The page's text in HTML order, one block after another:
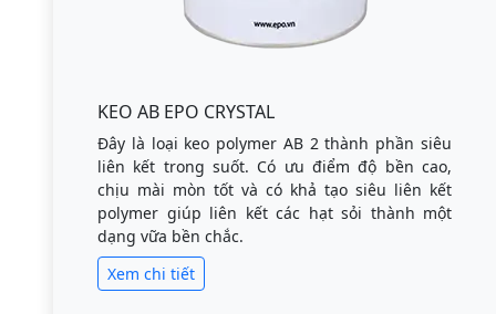
KEO AB EPO CRYSTAL
Đây là loại keo polymer AB 2 thành phần siêu
liên kết trong suốt. Có ưu điểm độ bền cao,
chịu mài mòn tốt và có khả tạo siêu liên kết
polymer giúp liên kết các hạt sỏi thành một
dạng vữa bền chắc.
Xem chi tiết